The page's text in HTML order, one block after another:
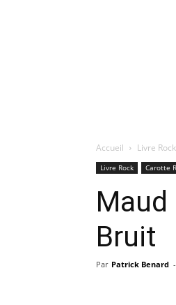
Accueil Livre Rock
Livre Rock Carotte
Bruit
Par Patrick Benard -